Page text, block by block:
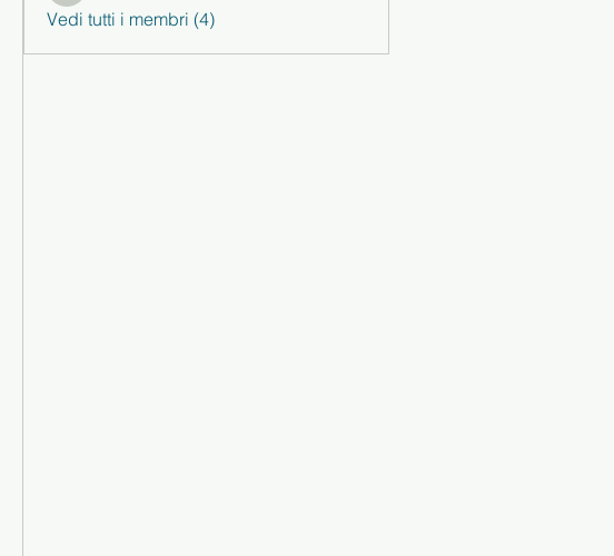
Vedi tutti i membri (4)